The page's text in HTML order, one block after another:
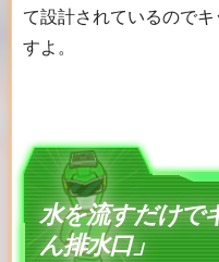
て設計されているので
すよ。
水を流すだけで
ん排水口」